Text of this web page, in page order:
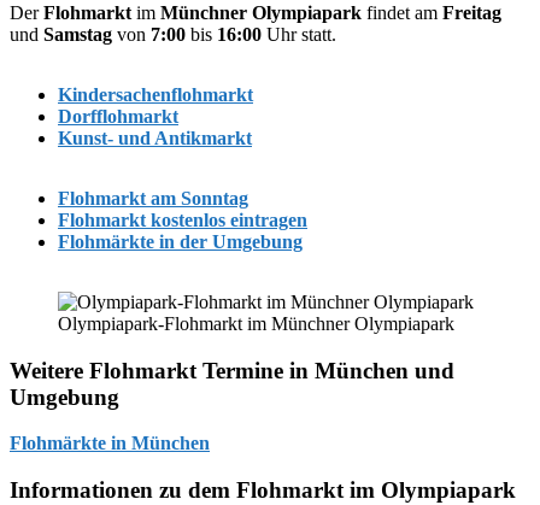
DerFlohmarkt im Münchner Olympiapark findet am Freitag
und Samstag von 7:00 bis 16:00 Uhr statt.
Kindersachenflohmarkt
Dorfflohmarkt
Kunst- und Antikmarkt
Flohmarkt am Sonntag
Flohmarkt kostenlos eintragen
Flohmärkte in der Umgebung
Olympiapark-Flohmarkt im Münchner Olympiapark
Weitere Flohmarkt Termine in München und
Umgebung
Flohmärkte in München
Informationen zu dem Flohmarkt im Olympiapark